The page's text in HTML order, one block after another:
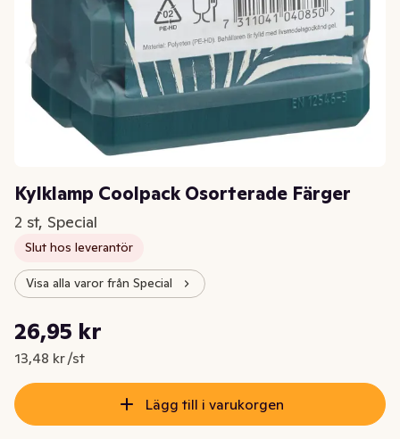
Kylklamp Coolpack Osorterade Färger
2 st, Special
Slut hos leverantör
Visa alla varor från Special
Nuvarande pris är: 26,95 kr
26,95 kr
13,48 kr /st
Styckpris: 13,48 kr /st
Lägg till i varukorgen